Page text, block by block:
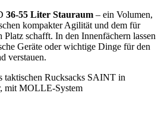
36-55 Liter Stauraum – ein Volumen,
kompakter Agilität und dem für
Platz schafft. In den Innenfächern lassen
Geräte oder wichtige Dinge für den
verstauen.